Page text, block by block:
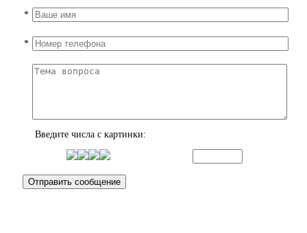
*
*
Введите числа с картинки: